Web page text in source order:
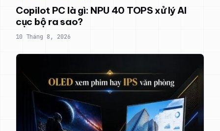
Copilot PC là gì: NPU 40 TOPS xử lý AI
cục bộ ra sao?
10 Tháng 8, 2026